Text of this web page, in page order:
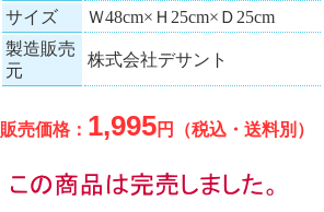
サイズ
Ｗ48cm×Ｈ25cm×Ｄ25cm
製造販売
元
株式会社デサント
販売価格： 1,995円（税込・送料別）